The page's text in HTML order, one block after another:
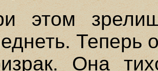
этом
Теперь
Она